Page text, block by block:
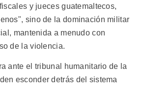
y jueces guatemaltecos,
sino de la dominación militar
mantenida a menudo con
de la violencia.
ante el tribunal humanitario de la
esconder detrás del sistema